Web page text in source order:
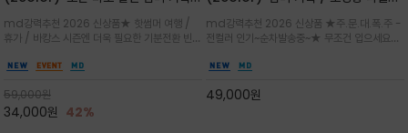
★ 한정수량 제작 ★ 오가닉 코튼으로
빈티지 프린트로 여름 하의와 모두 잘어
울리는 그래픽
md강력추천 2026 신상품★ 핫썸머 여행 /
휴가 / 바캉스 시즌엔 더욱 필요한 기분전환 빈티
키 컬러 위에 빈티지한 크랙 효과의 레트로 감성
완성
59,000원
34,000원 42%
가벼운 아이템 / 여행 / 일상 / 운동 모
두 가능한 아이템
md강력추천 2026 신상품 ★주.문.대.폭.주 -
전컬러 인기~순차발송중~★ 무조건 입으세요~~
입니다^^가볍고 드라이한 터치감의 나일론 소
룩, 모임룩, 데일리룩까지 다양하게
49,000원